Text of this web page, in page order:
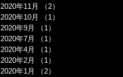
2020年11月
（2）
2020年10月
（1）
2020年9月
（1）
2020年7月
（1）
2020年4月
（1）
2020年2月
（1）
2020年1月
（2）